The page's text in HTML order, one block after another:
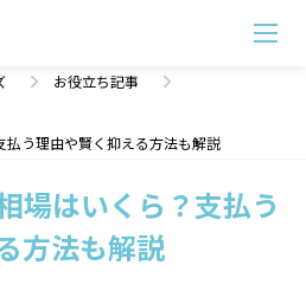
お役立ち記事
払う理由や賢く抑える方法も解説
場はいくら？支払う
方法も解説